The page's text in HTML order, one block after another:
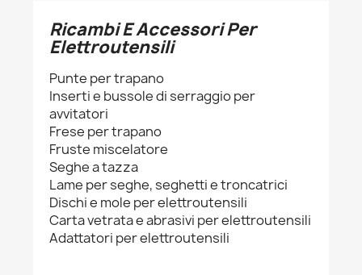
Ricambi E Accessori Per
Elettroutensili
Punte per trapano
Inserti e bussole di serraggio per
avvitatori
Frese per trapano
Fruste miscelatore
Seghe a tazza
Lame per seghe, seghetti e troncatrici
Dischi e mole per elettroutensili
Carta vetrata e abrasivi per elettroutensili
Adattatori per elettroutensili